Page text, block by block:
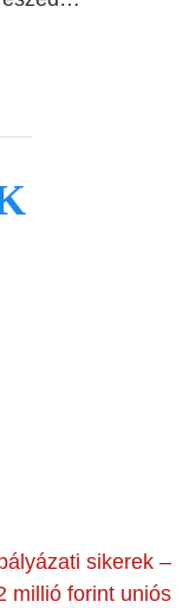
sikerek –
millió forint uniós